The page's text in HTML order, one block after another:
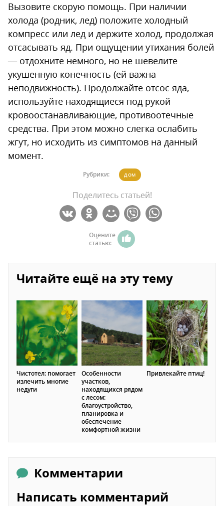
Вызовите скорую помощь. При наличии
холода (родник, лед) положите холодный
компресс или лед и держите холод, продолжая
отсасывать яд. При ощущении утихания болей
— отдохните немного, но не шевелите
укушенную конечность (ей важна
неподвижность). Продолжайте отсос яда,
используйте находящиеся под рукой
кровоостанавливающие, противоотечные
средства. При этом можно слегка ослабить
жгут, но исходить из симптомов на данный
момент.
Рубрики: ДОМ
Поделитесь статьей!
Оцените
статью:
Читайте ещё на эту тему
Чистотел: помогает
излечить многие
недуги
Особенности
участков,
находящихся рядом
с лесом:
благоустройство,
планировка и
обеспечение
комфортной жизни
Привлекайте птиц!
Комментарии
Написать комментарий